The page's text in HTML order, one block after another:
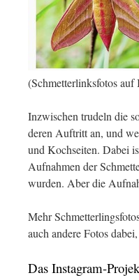
(Schmetterlinksfotos auf
Inzwischen trudeln die
deren Auftritt an, und
und Kochseiten. Dabei
Aufnahmen der
wurden. Aber die
Mehr
auch andere Fotos
Das Instagram-